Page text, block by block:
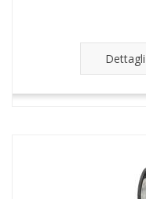
Dettagli